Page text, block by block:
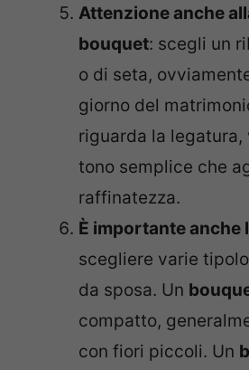
Attenzione anche
bouquet: scegli un
o di seta,
giorno del
riguarda la legatura,
tono semplice che
raffinatezza.
È importante anche
scegliere varie
da sposa. Un
compatto,
con fiori piccoli. Un